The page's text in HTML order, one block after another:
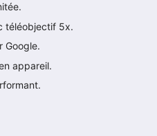
téléobjectif 5x.
Google.
appareil.